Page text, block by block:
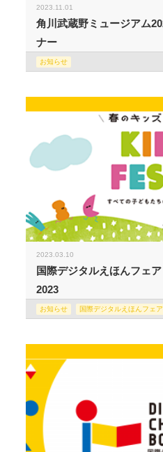
2023.11.01
角川武蔵野ミュージアム
ナー
お知らせ
2023.03.10
国際デジタルえほんフェ
2023
お知らせ 国際デジタルえほんフェア